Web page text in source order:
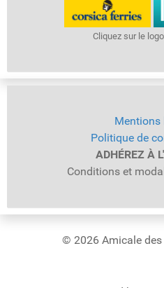
Cliquez sur le
Mentions
Politique de
ADHÉREZ À
Conditions et
© 2026 Amicale